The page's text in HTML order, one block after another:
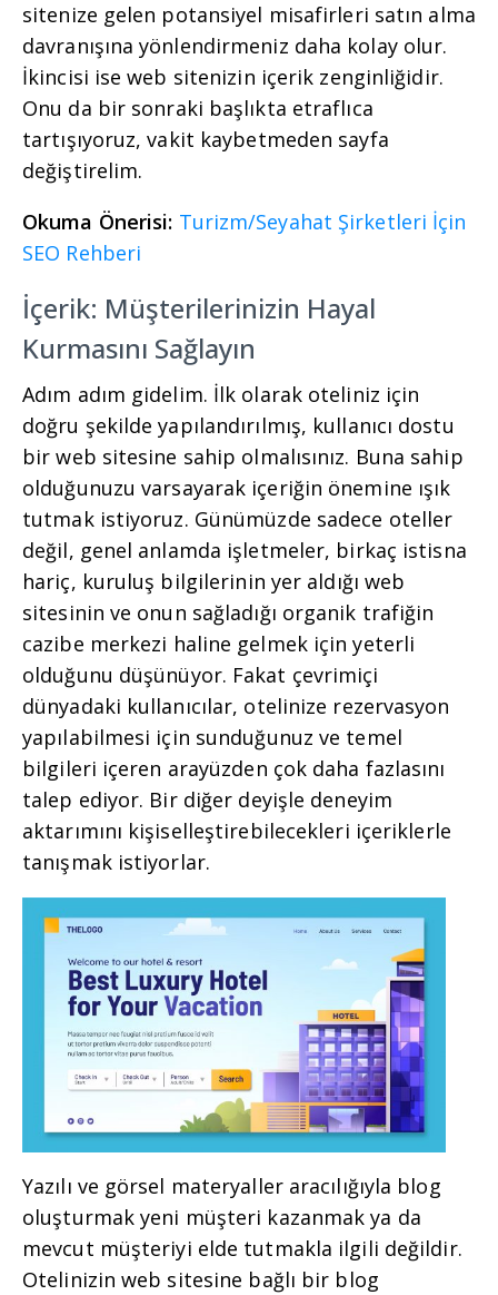
sitenize gelen potansiyel misafirleri satın alma
davranışına yönlendirmeniz daha kolay olur.
İkincisi ise web sitenizin içerik zenginliğidir.
Onu da bir sonraki başlıkta etraflıca
tartışıyoruz, vakit kaybetmeden sayfa
değiştirelim.
Okuma Önerisi: Turizm/Seyahat Şirketleri İçin
SEO Rehberi
İçerik: Müşterilerinizin Hayal
Kurmasını Sağlayın
Adım adım gidelim. İlk olarak oteliniz için
doğru şekilde yapılandırılmış, kullanıcı dostu
bir web sitesine sahip olmalısınız. Buna sahip
olduğunuzu varsayarak içeriğin önemine ışık
tutmak istiyoruz. Günümüzde sadece oteller
değil, genel anlamda işletmeler, birkaç istisna
hariç, kuruluş bilgilerinin yer aldığı web
sitesinin ve onun sağladığı organik trafiğin
cazibe merkezi haline gelmek için yeterli
olduğunu düşünüyor. Fakat çevrimiçi
dünyadaki kullanıcılar, otelinize rezervasyon
yapılabilmesi için sunduğunuz ve temel
bilgileri içeren arayüzden çok daha fazlasını
talep ediyor. Bir diğer deyişle deneyim
aktarımını kişiselleştirebilecekleri içeriklerle
tanışmak istiyorlar.
Yazılı ve görsel materyaller aracılığıyla blog
oluşturmak yeni müşteri kazanmak ya da
mevcut müşteriyi elde tutmakla ilgili değildir.
Otelinizin web sitesine bağlı bir blog